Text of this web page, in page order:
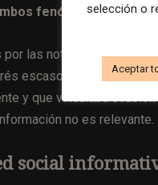
fenómenos.
las noticias declaran
escaso por las
y que vinculaba
no es relevante.
social
selección o
Aceptar